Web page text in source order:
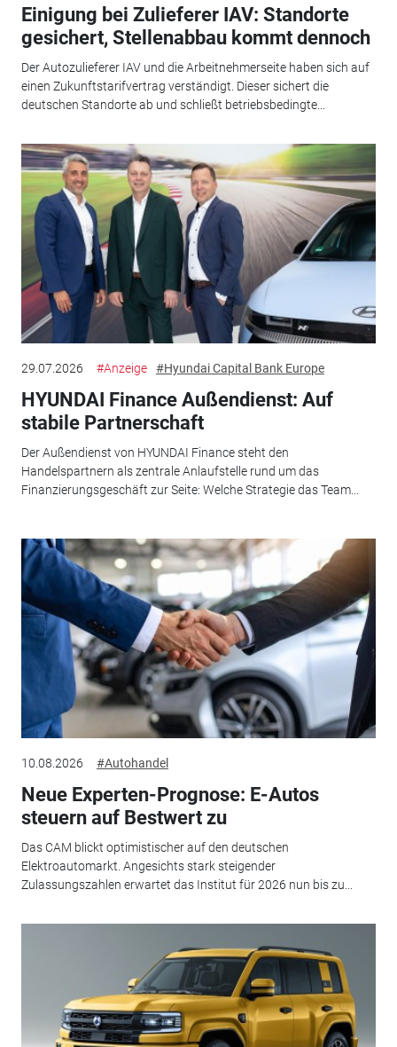
Einigung bei Zulieferer IAV: Standorte
gesichert, Stellenabbau kommt dennoch
Der Autozulieferer IAV und die Arbeitnehmerseite haben sich auf
einen Zukunftstarifvertrag verständigt. Dieser sichert die
deutschen Standorte ab und schließt betriebsbedingte...
29.07.2026 #Anzeige #Hyundai Capital Bank Europe
HYUNDAI Finance Außendienst: Auf
stabile Partnerschaft
Der Außendienst von HYUNDAI Finance steht den
Handelspartnern als zentrale Anlaufstelle rund um das
Finanzierungsgeschäft zur Seite: Welche Strategie das Team...
10.08.2026 #Autohandel
Neue Experten-Prognose: E-Autos
steuern auf Bestwert zu
Das CAM blickt optimistischer auf den deutschen
Elektroautomarkt. Angesichts stark steigender
Zulassungszahlen erwartet das Institut für 2026 nun bis zu...